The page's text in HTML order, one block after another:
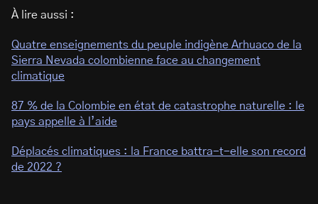
À lire aussi :
Quatre enseignements du peuple indigène Arhuaco de la
Sierra Nevada colombienne face au changement
climatique
87 % de la Colombie en état de catastrophe naturelle : le
pays appelle à l’aide
Déplacés climatiques : la France battra-t-elle son record
de 2022 ?